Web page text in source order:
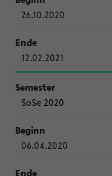
26.10.2020
12.02.2021
SoSe 2020
06.04.2020